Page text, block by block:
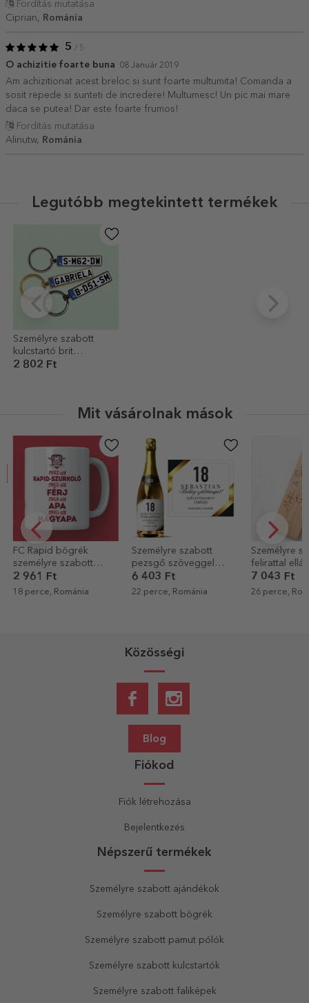
Fordítás mutatása
Ciprian,
Románia
5 / 5
O achizitie foarte buna 08 Január 2019
Am achizitionat acest breloc si sunt foarte multumita! Comanda a
sosit repede si sunteti de incredere! Multumesc! Un pic mai mare
daca se putea! Dar este foarte frumos!
Fordítás mutatása
Alinutw,
Románia
Legutóbb megtekintett termékek
Személyre szabott
kulcstartó brit
rendszámmal
2 802 Ft
Mit vásárolnak mások
Rapid bögrék
szabott
– A
nagyapám
961 Ft
perce, Románia
Személyre szabott
pezsgő szöveggel
felnőtteknek
6 403 Ft
22 perce, Románia
Személyre
felirattal ellátott
borosdoboz
7 043 Ft
26 perce, Románia
Közösségi
Blog
Fiókod
Fiók létrehozása
Bejelentkezés
Népszerű termékek
Személyre szabott ajándékok
Személyre szabott bögrék
Személyre szabott pamut pólók
Személyre szabott kulcstartók
Személyre szabott faliképek